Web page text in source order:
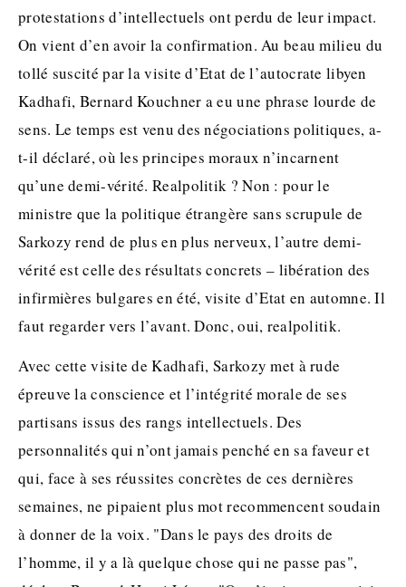
protestations d’intellectuels ont perdu de leur impact.
On vient d’en avoir la confirmation. Au beau milieu du
tollé suscité par la visite d’Etat de l’autocrate libyen
Kadhafi, Bernard Kouchner a eu une phrase lourde de
sens. Le temps est venu des négociations politiques, a-
t-il déclaré, où les principes moraux n’incarnent
qu’une demi-vérité. Realpolitik ? Non : pour le
ministre que la politique étrangère sans scrupule de
Sarkozy rend de plus en plus nerveux, l’autre demi-
vérité est celle des résultats concrets – libération des
infirmières bulgares en été, visite d’Etat en automne. Il
faut regarder vers l’avant. Donc, oui, realpolitik.
Avec cette visite de Kadhafi, Sarkozy met à rude
épreuve la conscience et l’intégrité morale de ses
partisans issus des rangs intellectuels. Des
personnalités qui n’ont jamais penché en sa faveur et
qui, face à ses réussites concrètes de ces dernières
semaines, ne pipaient plus mot recommencent soudain
à donner de la voix. "Dans le pays des droits de
l’homme, il y a là quelque chose qui ne passe pas",